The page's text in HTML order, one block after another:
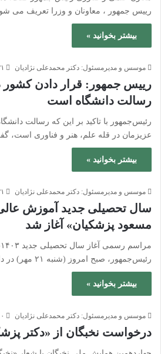
رییس جمهور ، معاونان و وزرا تعریف می
بیشتر بخوانید »
موسس و مدیرمسئول: دکتر محمدعلی نژادیان ۲۱
رییس جمهور: قرار دادن کشور
رسالت دانشگاه است
رئیس‌جمهور با تاکید بر این که رسالت
عزیزمان در قله علم، هنر و فناوری است،
بیشتر بخوانید »
موسس و مدیرمسئول: دکتر محمدعلی نژادیان ۲۱
سال تحصیلی جدید آموزش
مسعود پزشکیان» آغاز شد
رئیس‌جمهور، صبح امروز (شنبه ۲۱ مهر) در دانشگاه تهران شروع…
بیشتر بخوانید »
موسس و مدیرمسئول: دکتر محمدعلی نژادیان ۱۰
درخواست نخبگان از «دکتر